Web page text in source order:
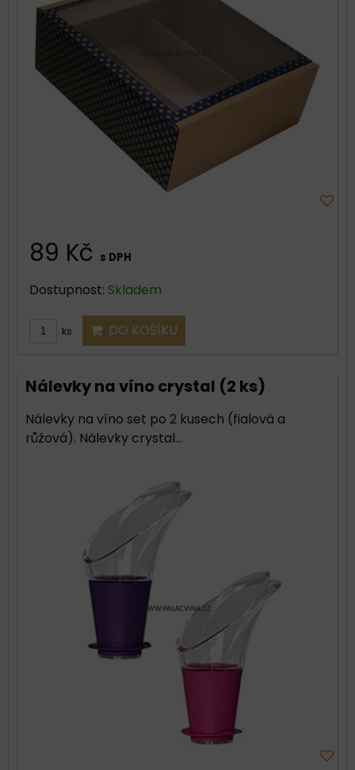
89 Kč s DPH
Dostupnost: Skladem
ks DO KOŠÍKU
Nálevky na víno crystal (2 ks)
Nálevky na víno set po 2 kusech (fialová a
růžová). Nálevky crystal...